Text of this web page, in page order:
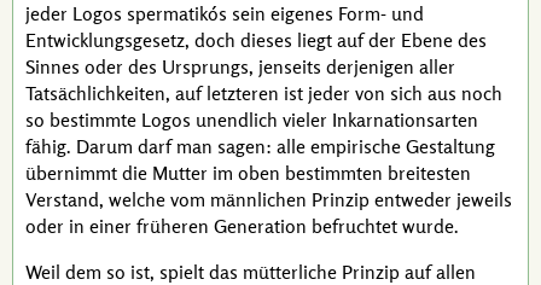
jeder Logos spermatikós sein eigenes Form- und
Entwicklungsgesetz, doch dieses liegt auf der Ebene des
Sinnes oder des Ursprungs, jenseits derjenigen aller
Tatsächlichkeiten, auf letzteren ist jeder von sich aus noch
so bestimmte Logos unendlich vieler Inkarnationsarten
fähig. Darum darf man sagen: alle empirische Gestaltung
übernimmt die Mutter im oben bestimmten breitesten
Verstand, welche vom männlichen Prinzip entweder jeweils
oder in einer früheren Generation befruchtet wurde.
Weil dem so ist, spielt das mütterliche Prinzip auf allen